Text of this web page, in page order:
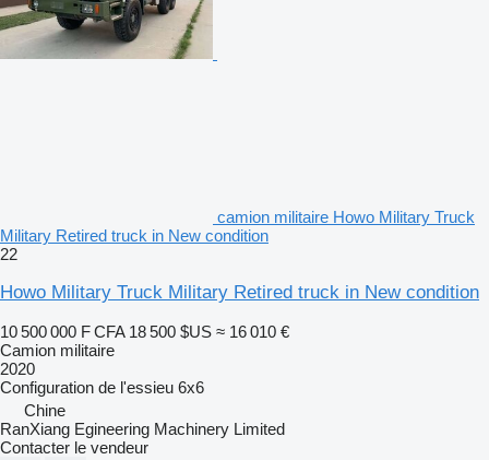
camion militaire Howo Military Truck
Military Retired truck in New condition
22
Howo Military Truck Military Retired truck in New condition
10 500 000 F CFA 18 500 $US ≈ 16 010 €
Camion militaire
2020
Configuration de l'essieu 6x6
Chine
RanXiang Egineering Machinery Limited
Contacter le vendeur